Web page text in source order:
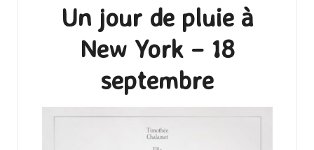
Un jour de pluie à
New York – 18
septembre